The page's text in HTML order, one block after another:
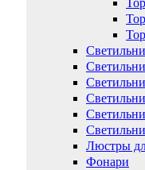
Люстры
Фонари